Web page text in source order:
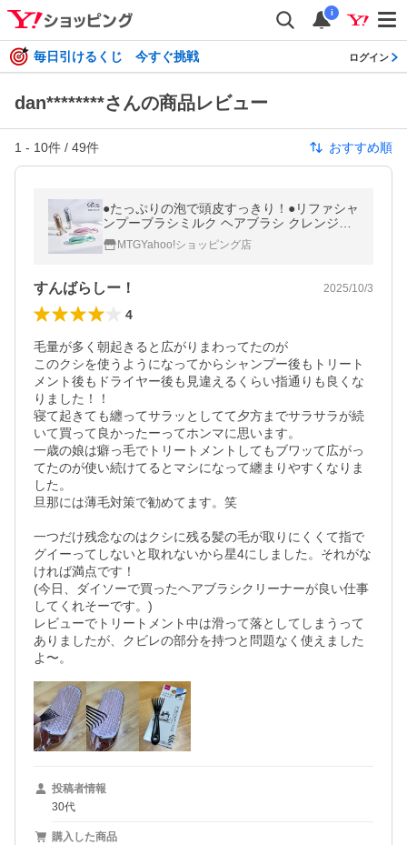
i
毎日引けるくじ 今すぐ挑戦 ログイン
dan********さんの商品レビュー
1 - 10件 / 49件 おすすめ順
●たっぷりの泡で頭皮すっきり！●リファシャ
ンプーブラシミルク ヘアブラシ クレンジン
グブラシ 切れ毛 ツヤ髪 ブラシ 髪ダメージ
MTGYahoo!ショッピング店
すんばらしー！ 2025/10/3
4
毛量が多く朝起きると広がりまわってたのが
このクシを使うようになってからシャンプー後もトリート
メント後もドライヤー後も見違えるくらい指通りも良くな
りました！！
寝て起きても纏ってサラッとしてて夕方までサラサラが続
いて買って良かったーってホンマに思います。
一歳の娘は癖っ毛でトリートメントしてもブワッて広がっ
てたのが使い続けてるとマシになって纏まりやすくなりま
した。
旦那には薄毛対策で勧めてます。笑
一つだけ残念なのはクシに残る髪の毛が取りにくくて指で
グイーってしないと取れないから星4にしました。それがな
ければ満点です！
(今日、ダイソーで買ったヘアブラシクリーナーが良い仕事
してくれそーです。)
レビューでトリートメント中は滑って落としてしまうって
ありましたが、クビレの部分を持つと問題なく使えました
よ〜。
投稿者情報
30代
購入した商品